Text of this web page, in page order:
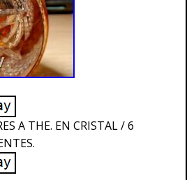
A THE. EN CRISTAL / 6